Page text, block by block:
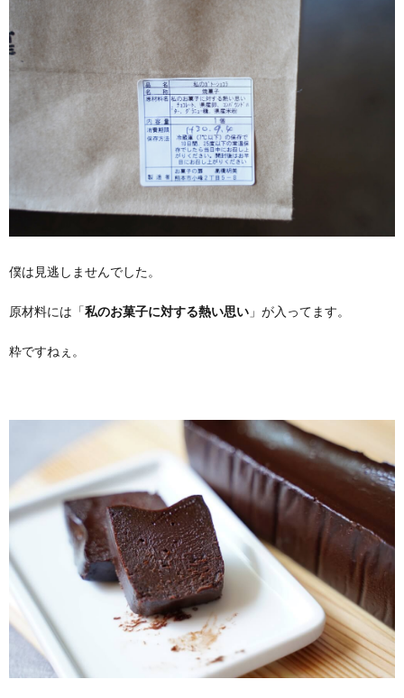
僕は見逃しませんでした。
原材料には「私のお菓子に対する熱い思い 」が入ってます。
粋ですねぇ。